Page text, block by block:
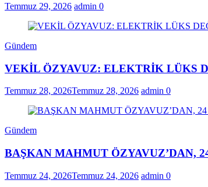
Temmuz 29, 2026 admin 0
Gündem
VEKİL ÖZYAVUZ: ELEKTRİK LÜKS
Temmuz 28, 2026Temmuz 28, 2026 admin 0
Gündem
BAŞKAN MAHMUT ÖZYAVUZ’DAN,
Temmuz 24, 2026Temmuz 24, 2026 admin 0